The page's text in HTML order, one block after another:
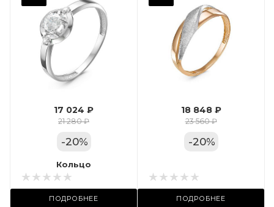
17 024 ₽
21 280 ₽
-20%
Кольцо
ПОДРОБНЕЕ
Вес драгметалла
Марка (бренд)
Дельта
Фианит
Цвет золота
КРАС
Местоположение:
ул. Пушкинская, 11А
18 848 ₽
23 560 ₽
-20%
ПОДРОБНЕЕ